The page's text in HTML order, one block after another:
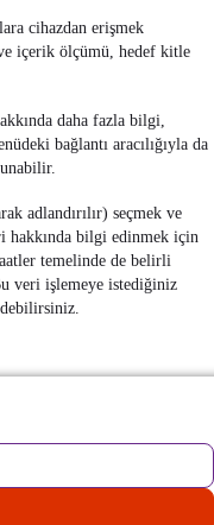
cihazdan erişmek
içerik ölçümü, hedef kitle
daha fazla bilgi,
bağlantı aracılığıyla da
adlandırılır) seçmek ve
hakkında bilgi edinmek için
temelinde de belirli
veri işlemeye istediğiniz